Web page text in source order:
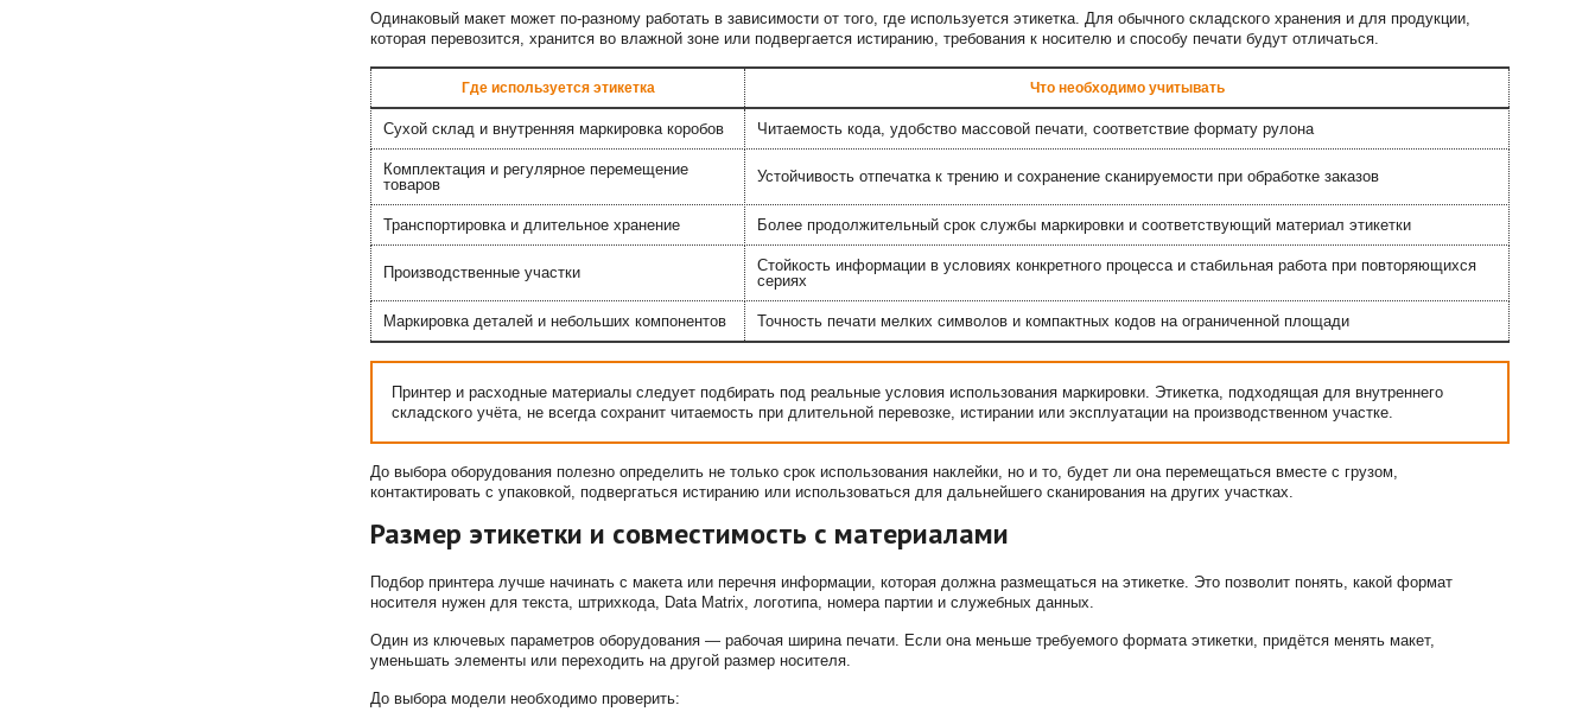
Одинаковый макет может по-разному работать в зависимости от того, где используется этикетка. Для обычного складского хранения и для продукции,
которая перевозится, хранится во влажной зоне или подвергается истиранию, требования к носителю и способу печати будут отличаться.
Где используется этикетка Что необходимо учитывать
Сухой склад и внутренняя маркировка коробов Читаемость кода, удобство массовой печати, соответствие формату рулона
Комплектация и регулярное перемещение
товаров
Устойчивость отпечатка к трению и сохранение сканируемости при обработке заказов
Транспортировка и длительное хранение Более продолжительный срок службы маркировки и соответствующий материал этикетки
Производственные участки
Стойкость информации в условиях конкретного процесса и стабильная работа при повторяющихся
сериях
Маркировка деталей и небольших компонентов Точность печати мелких символов и компактных кодов на ограниченной площади
Принтер и расходные материалы следует подбирать под реальные условия использования маркировки. Этикетка, подходящая для внутреннего
складского учёта, не всегда сохранит читаемость при длительной перевозке, истирании или эксплуатации на производственном участке.
До выбора оборудования полезно определить не только срок использования наклейки, но и то, будет ли она перемещаться вместе с грузом,
контактировать с упаковкой, подвергаться истиранию или использоваться для дальнейшего сканирования на других участках.
Размер этикетки и совместимость с материалами
Подбор принтера лучше начинать с макета или перечня информации, которая должна размещаться на этикетке. Это позволит понять, какой формат
носителя нужен для текста, штрихкода, Data Matrix, логотипа, номера партии и служебных данных.
Один из ключевых параметров оборудования — рабочая ширина печати. Если она меньше требуемого формата этикетки, придётся менять макет,
уменьшать элементы или переходить на другой размер носителя.
До выбора модели необходимо проверить: